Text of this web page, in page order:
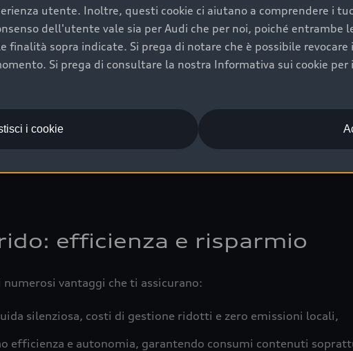
a uno stato migliore del veicolo e a una maggiore
completa della vettura certifica una manutenzione
una buona conservazione evidenzia cura e attenzione del
e componenti principali in ottimo stato garantiscono
ufficiale Audi che offre l’usato garantito tramite Audi
e coperto da garanzia fino a 4 anni per una maggiore
efficienza e risparmio
vantaggi che ti assicurano:
silenziosa, costi di gestione ridotti e zero emissioni locali,
efficienza e autonomia, garantendo consumi contenuti
utente. Inoltre, questi cookie ci aiutano a comprendere i
dell'utente vale sia per Audi che per noi, poiché entrambe
finalità sopra indicate. Si prega di notare che è possibile
Si prega di consultare la nostra Informativa sui cookie per
i cookie